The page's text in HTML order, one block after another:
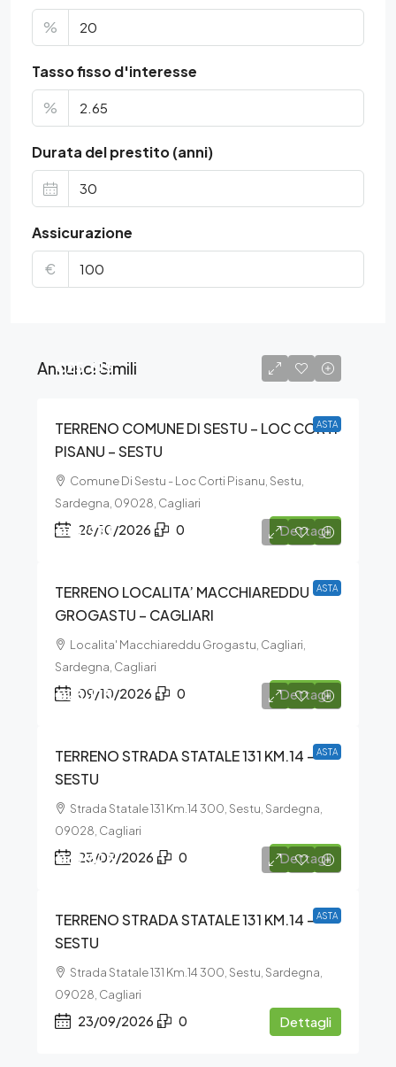
%
Tasso fisso d'interesse
%
Durata del prestito (anni)
Assicurazione
€
Annunci Simili
ASTA
€25.615
TERRENO COMUNE DI SESTU – LOC CORTI
PISANU – SESTU
Comune Di Sestu - Loc Corti Pisanu, Sestu,
Sardegna, 09028, Cagliari
28/10/2026 0 Dettagli
ASTA
€10.939
TERRENO LOCALITA’ MACCHIAREDDU
GROGASTU – CAGLIARI
Localita' Macchiareddu Grogastu, Cagliari,
Sardegna, Cagliari
09/10/2026 0 Dettagli
ASTA
€23.175
TERRENO STRADA STATALE 131 KM.14 –
SESTU
Strada Statale 131 Km.14 300, Sestu, Sardegna,
09028, Cagliari
23/09/2026 0 Dettagli
ASTA
€69.525
TERRENO STRADA STATALE 131 KM.14 –
SESTU
Strada Statale 131 Km.14 300, Sestu, Sardegna,
09028, Cagliari
23/09/2026 0 Dettagli